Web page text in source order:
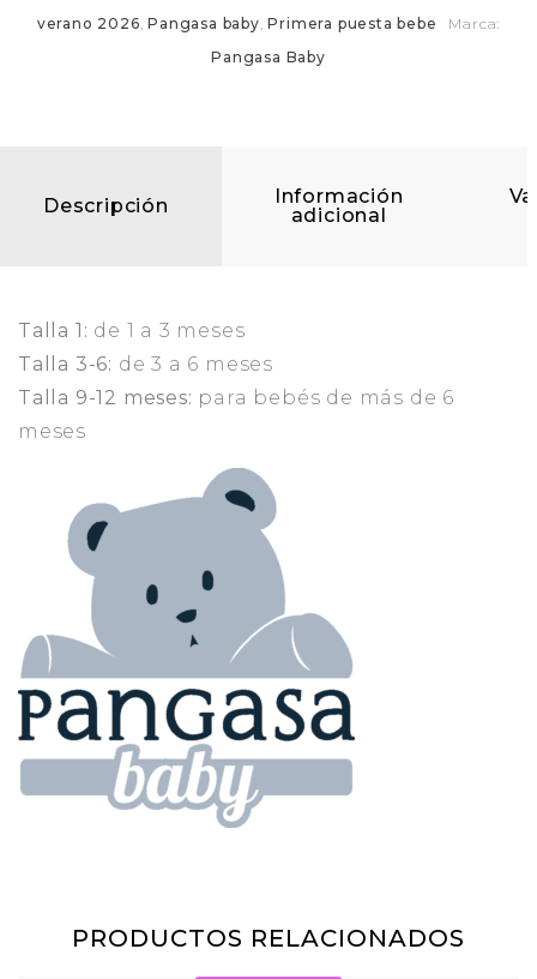
verano 2026 ,Pangasa baby ,Primera puesta bebe
Marca:
Pangasa Baby
Descripción
Información
adicional
Talla 1: de 1 a 3 meses
Talla 3-6: de 3 a 6 meses
Talla 9-12 meses: para bebés de más de 6
meses
PRODUCTOS RELACIONADOS